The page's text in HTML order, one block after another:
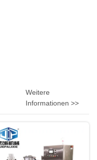
Weitere
Informationen >>